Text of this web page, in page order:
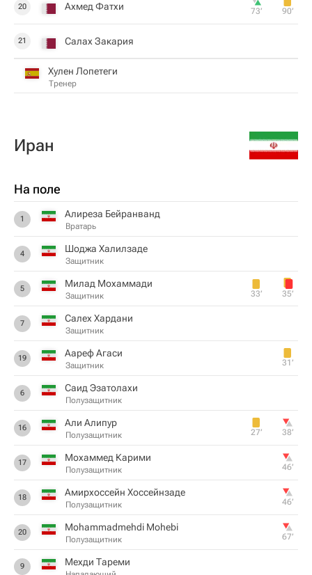
20 Ахмед Фатхи 73‎’‎ 90‎’‎
21 Салах Закария
Хулен Лопетеги
Тренер
Иран
На поле
1 Алиреза Бейранванд
Вратарь
4 Шоджа Халилзаде
Защитник
5 Милад Мохаммади
Защитник 33‎’‎ 35‎’‎
7 Салех Хардани
Защитник
19 Аареф Агаси
Защитник 31‎’‎
6 Саид Эзатолахи
Полузащитник
16 Али Алипур
Полузащитник 27‎’‎ 38‎’‎
17 Мохаммед Карими
Полузащитник 46‎’‎
18 Амирхоссейн Хоссейнзаде
Полузащитник 46‎’‎
20 Mohammadmehdi Mohebi
Полузащитник 67‎’‎
9 Мехди Тареми